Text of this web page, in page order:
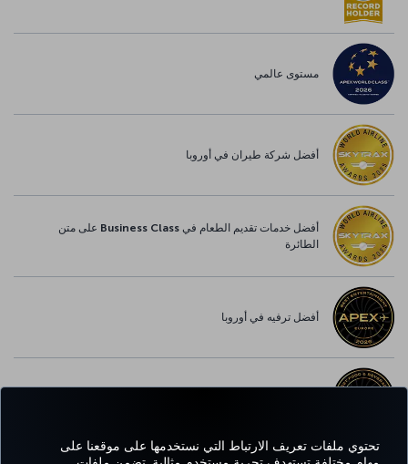
تحتوي ملفات تعريف الارتباط التي نستخدمها على موقعنا على
مستوى عالمي
أفضل شركة طيران في أوروبا
أفضل خدمات تقديم الطعام في Business Class على متن
الطائرة
أفضل ترفيه في أوروبا